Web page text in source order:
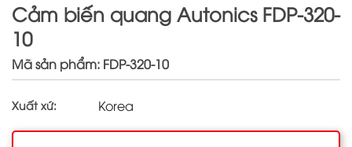
Cảm biến quang Autonics FDP-320-
10
Mã sản phẩm: FDP-320-10
Xuất xứ: Korea